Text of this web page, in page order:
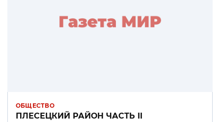
ОБЩЕСТВО
ПЛЕСЕЦКИЙ РАЙОН ЧАСТЬ II